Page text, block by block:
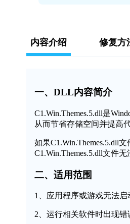
内容介绍 修复方
一、DLL内容简介
C1.Win.Themes.5.dll是
从而节省存储空间并提高
如果C1.Win.Themes.5.dll
C1.Win.Themes.5.dll文件
二、适用范围
1、应用程序或游戏无法启
2、运行相关软件时出现错